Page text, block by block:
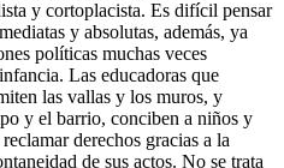
y cortoplacista. Es difícil pensar
y absolutas, además, ya
políticas muchas veces
Las educadoras que
las vallas y los muros, y
y el barrio, conciben a niños y
derechos gracias a la
de sus actos. No se trata